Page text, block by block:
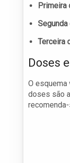
Primeira
Segunda
Terceira
Doses
O esquema
doses são